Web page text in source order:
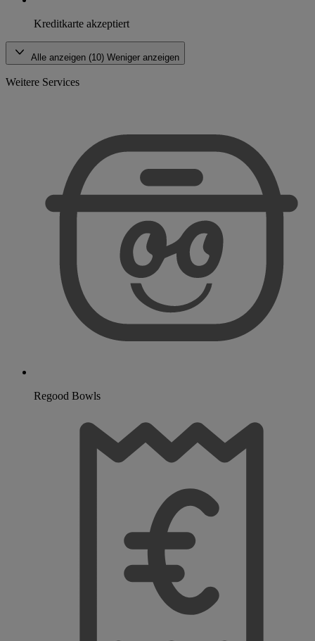
Kreditkarte akzeptiert
Alle anzeigen (10) Weniger anzeigen
Weitere Services
Regood Bowls